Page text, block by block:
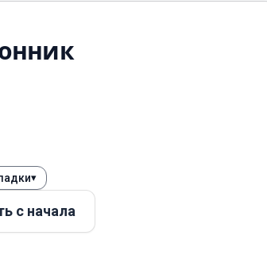
▾
с начала